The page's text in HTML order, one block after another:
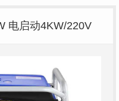
电启动4KW/220V